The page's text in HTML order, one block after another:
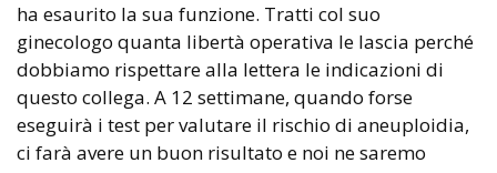
ha esaurito la sua funzione. Tratti col suo
ginecologo quanta libertà operativa le lascia perché
dobbiamo rispettare alla lettera le indicazioni di
questo collega. A 12 settimane, quando forse
eseguirà i test per valutare il rischio di aneuploidia,
ci farà avere un buon risultato e noi ne saremo